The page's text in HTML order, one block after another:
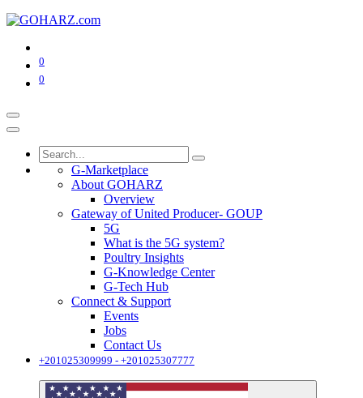
0
0
G-Marketplace
About GOHARZ
Overview
Gateway of United Producer- GOUP
5G
What is the 5G system?
Poultry Insights
G-Knowledge Center
G-Tech Hub
Connect & Support
Events
Jobs
Contact Us
+201025309999 - +201025307777